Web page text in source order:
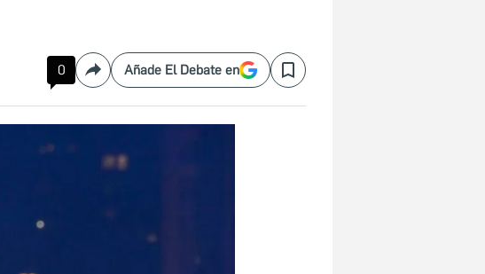
0 CompartirAñade El Debate en Save